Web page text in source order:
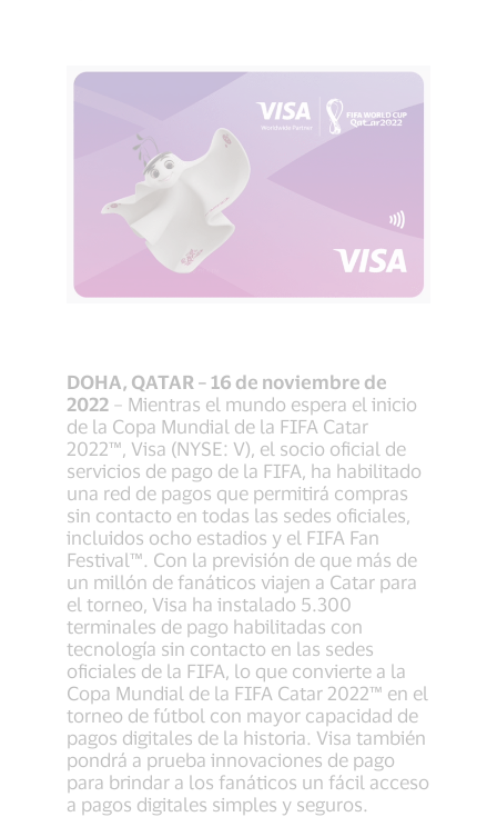
DOHA, QATAR – 16 de noviembre de
2022 – Mientras el mundo espera el inicio
de la Copa Mundial de la FIFA Catar
2022™, Visa (NYSE: V), el socio oficial de
servicios de pago de la FIFA, ha habilitado
una red de pagos que permitirá compras
sin contacto en todas las sedes oficiales,
incluidos ocho estadios y el FIFA Fan
Festival™. Con la previsión de que más de
un millón de fanáticos viajen a Catar para
el torneo, Visa ha instalado 5.300
terminales de pago habilitadas con
tecnología sin contacto en las sedes
oficiales de la FIFA, lo que convierte a la
Copa Mundial de la FIFA Catar 2022™ en el
torneo de fútbol con mayor capacidad de
pagos digitales de la historia. Visa también
pondrá a prueba innovaciones de pago
para brindar a los fanáticos un fácil acceso
a pagos digitales simples y seguros.